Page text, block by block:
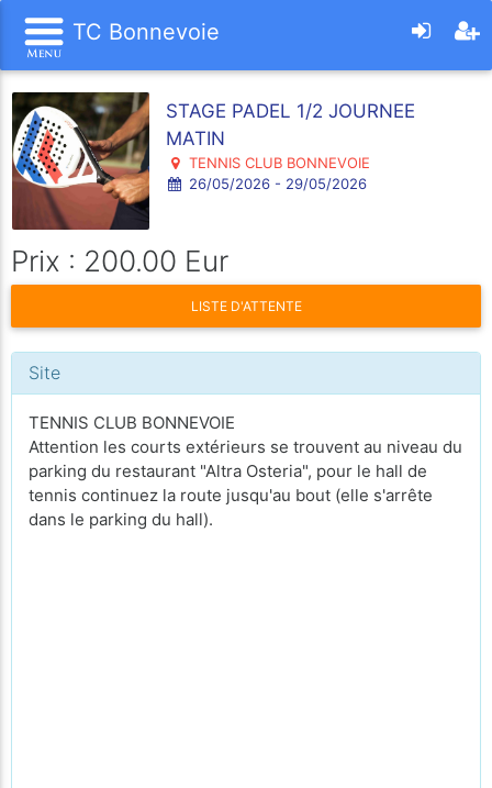
TC Bonnevoie
STAGE PADEL 1/2 JOURNEE
MATIN
TENNIS CLUB BONNEVOIE
26/05/2026 - 29/05/2026
Prix : 200.00 Eur
LISTE D'ATTENTE
Site
TENNIS CLUB BONNEVOIE
Attention les courts extérieurs se trouvent au niveau du
parking du restaurant "Altra Osteria", pour le hall de
tennis continuez la route jusqu'au bout (elle s'arrête
dans le parking du hall).